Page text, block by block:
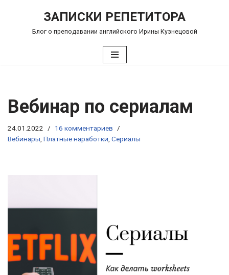
Перейти
ЗАПИСКИ РЕПЕТИТОРА
Блог о преподавании английского Ирины Кузнецовой
Вебинар по сериалам
24.01.2022
16 комментариев
Вебинары Платные наработки Сериалы